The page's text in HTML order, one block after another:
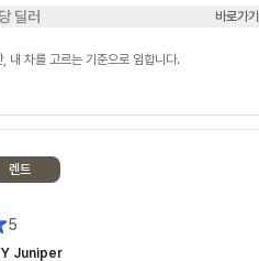
때에 이연주 매니저님과 연결 되었
계정으로 응대 하는거 같았습니
이 없어 정말 귀찮게 많은 견적을 요
구하고, 다양한 시뮬레이션으로 견적
무보증, 선보증20%, 선납20% 등
딜러 바로가기
, 내 차를 고르는 기준으로 임합니다.
렌트
5
Y Juniper